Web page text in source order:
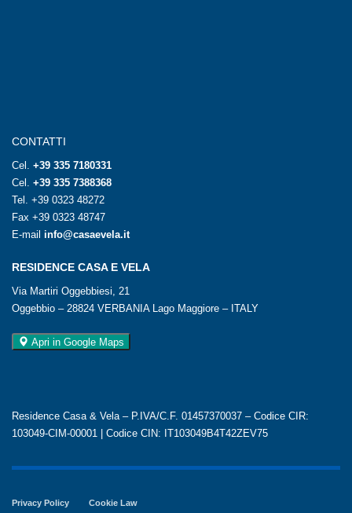
CONTATTI
Cel. +39 335 7180331
Cel. +39 335 7388368
Tel. +39 0323 48272
Fax +39 0323 48747
E-mail info@casaevela.it
RESIDENCE CASA E VELA
Via Martiri Oggebbiesi, 21
Oggebbio – 28824 VERBANIA Lago Maggiore – ITALY
Apri in Google Maps
Residence Casa & Vela – P.IVA/C.F. 01457370037 – Codice CIR:
103049-CIM-00001 | Codice CIN: IT103049B4T42ZEV75
Privacy Policy Cookie Law